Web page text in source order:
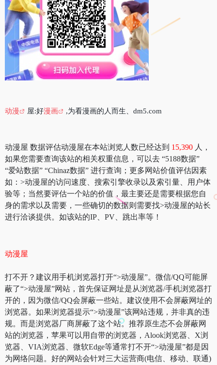
动漫 屋:好漫画 ,为看漫画的人而生、dm5.com
动漫屋 数据评估动漫屋在本站浏览人数已经达到 15,390 人，
如果您需要查询该站的相关权重信息，可以去 “5188数据”
“爱站数据” “Chinaz数据” 进行查询；更多网站价值评估因素
如：>动漫屋的访问速度、搜索引擎收录以及索引量、用户体
验等；当然要评估一个站的价值，最主要还是需要根据您自
身的需求以及需要，一些确切的数据则需要找>动漫屋的站长
进行洽谈提供。如该站的IP、PV、跳出率等！
动漫屋
打不开？建议用手机浏览器打开“>动漫屋”。微信/QQ可能屏
蔽了“>动漫屋”网站，首先保证网址是从浏览器/手机浏览器打
开的，因为微信/QQ会屏蔽一些站。建议使用不会屏蔽网址的
浏览器。如果浏览器提示“>动漫屋”该网站违规，并非真的违
规。而是浏览器厂商屏蔽了这个站。推荐原生态不会屏蔽网
站的浏览器，苹果可以用自带的浏览器，Alook浏览器、X浏
览器、VIA浏览器、微软Edge等通常打不开“>动漫屋”都是因
为网络问题。好的网站会针对三大运营商(电信、移动、联通)